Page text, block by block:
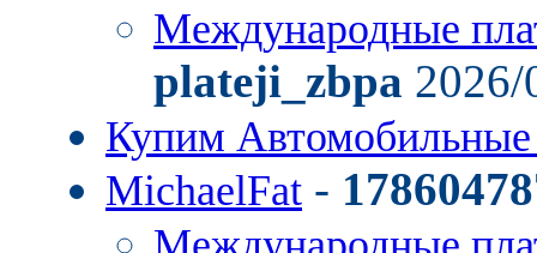
Международные
plateji_zbpa
Купим
MichaelFat -